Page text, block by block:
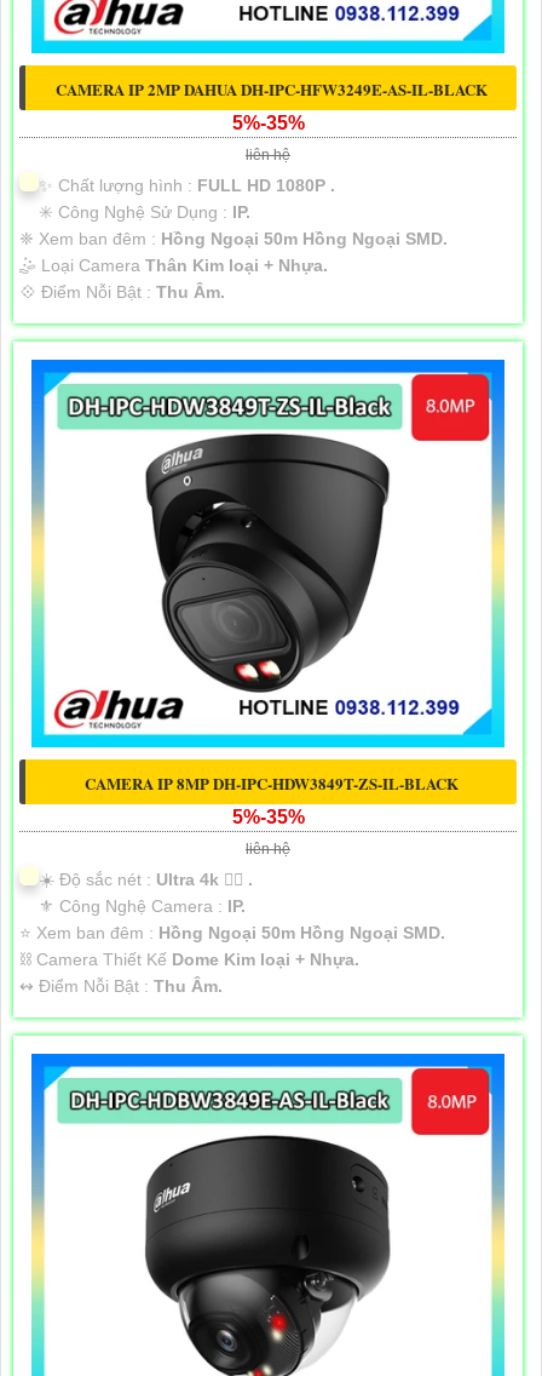
CAMERA IP 2MP DAHUA DH-IPC-HFW3249E-AS-IL-BLACK
5%-35%
liên hệ
✨ Chất lượng hình : FULL HD 1080P .
✳️ Công Nghệ Sử Dụng : IP.
❈ Xem ban đêm : Hồng Ngoại 50m Hồng Ngoại SMD.
🤹 Loại Camera Thân Kim loại + Nhựa.
️💠 Điểm Nỗi Bật : Thu Âm.
CAMERA IP 8MP DH-IPC-HDW3849T-ZS-IL-BLACK
5%-35%
liên hệ
☀️ Độ sắc nét : Ultra 4k 👍🏾 .
⚜️ Công Nghệ Camera : IP.
⭐ Xem ban đêm : Hồng Ngoại 50m Hồng Ngoại SMD.
⛓ Camera Thiết Kế Dome Kim loại + Nhựa.
️↭ Điểm Nỗi Bật : Thu Âm.